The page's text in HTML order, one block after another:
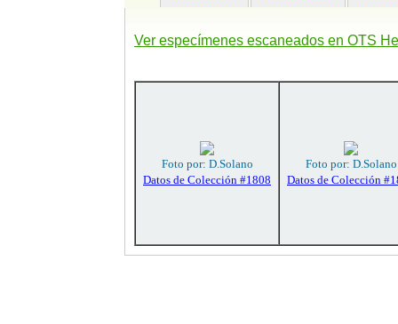
Ver especímenes escaneados en OTS
Foto por: D.Solano
Datos de Colección #1808
Foto por: D.Solano
Datos de Colección